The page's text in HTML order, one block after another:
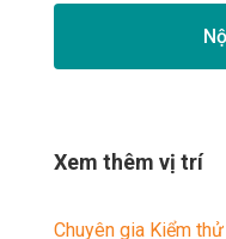
Xem thêm vị trí
Chuyên gia Kiểm